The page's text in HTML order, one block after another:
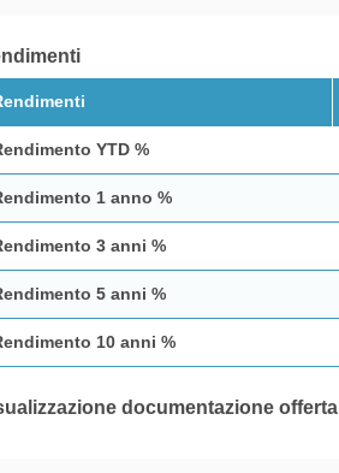
YTD %
1 anno %
3 anni %
5 anni %
10 anni %
documentazione offerta